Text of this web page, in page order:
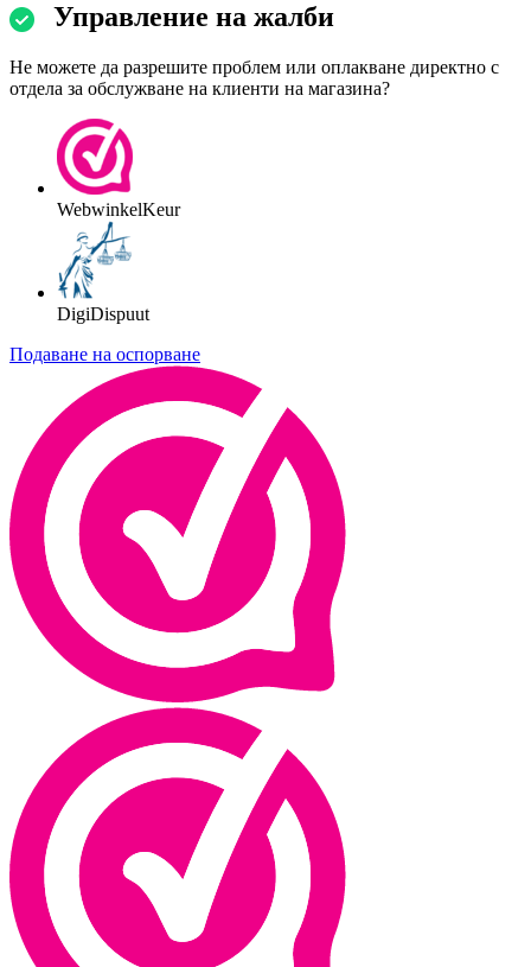
Управление на жалби
Не можете да разрешите проблем или оплакване директно с
отдела за обслужване на клиенти на магазина?
WebwinkelKeur
DigiDispuut
Подаване на оспорване